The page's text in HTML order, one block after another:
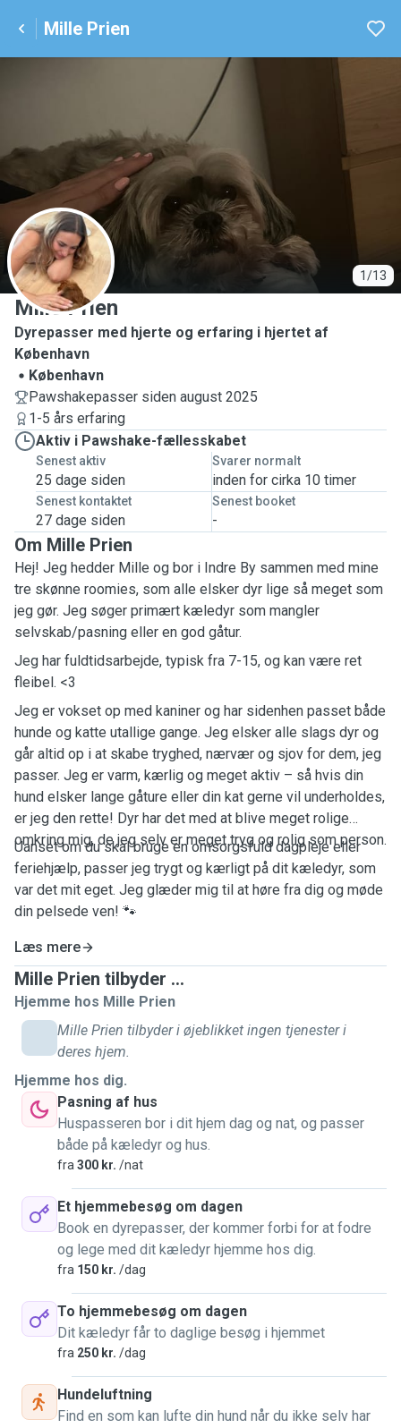
Mille Prien
1/13
M
Mille Prien
Dyrepasser med hjerte og erfaring i hjertet af
København
København
Pawshakepasser siden august 2025
1-5 års erfaring
Aktiv i Pawshake-fællesskabet
Senest aktiv
25 dage siden
Svarer normalt
inden for cirka 10 timer
Senest kontaktet
27 dage siden
Senest booket
-
Om Mille Prien
Hej! Jeg hedder Mille og bor i Indre By sammen med mine
tre skønne roomies, som alle elsker dyr lige så meget som
jeg gør. Jeg søger primært kæledyr som mangler
selvskab/pasning eller en god gåtur.
Jeg har fuldtidsarbejde, typisk fra 7-15, og kan være ret
fleibel. <3
Jeg er vokset op med kaniner og har sidenhen passet både
hunde og katte utallige gange. Jeg elsker alle slags dyr og
går altid op i at skabe tryghed, nærvær og sjov for dem, jeg
passer. Jeg er varm, kærlig og meget aktiv – så hvis din
hund elsker lange gåture eller din kat gerne vil underholdes,
er jeg den rette! Dyr har det med at blive meget rolige
omkring mig, de jeg selv er meget tryg og rolig som person.
Uanset om du skal bruge en omsorgsfuld dagpleje eller
feriehjælp, passer jeg trygt og kærligt på dit kæledyr, som
var det mit eget. Jeg glæder mig til at høre fra dig og møde
din pelsede ven! 🐾
Læs mere
Mille Prien tilbyder ...
Hjemme hos Mille Prien
Mille Prien tilbyder i øjeblikket ingen tjenester i
deres hjem.
Hjemme hos dig.
Pasning af hus
Huspasseren bor i dit hjem dag og nat, og passer
både på kæledyr og hus.
fra 300 kr. /nat
Et hjemmebesøg om dagen
Book en dyrepasser, der kommer forbi for at fodre
og lege med dit kæledyr hjemme hos dig.
fra 150 kr. /dag
To hjemmebesøg om dagen
Dit kæledyr får to daglige besøg i hjemmet
fra 250 kr. /dag
Hundeluftning
Find en som kan lufte din hund når du ikke selv har